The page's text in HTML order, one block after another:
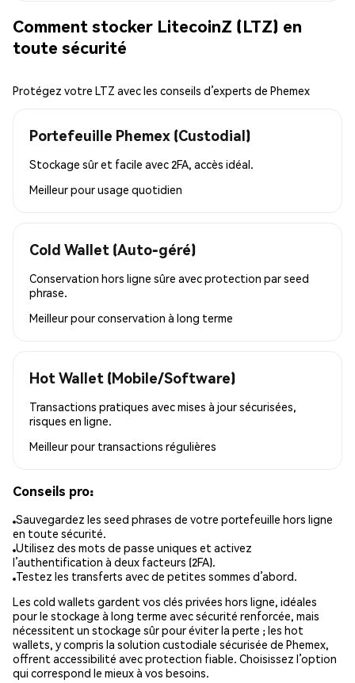
Comment stocker LitecoinZ (LTZ) en
toute sécurité
Protégez votre LTZ avec les conseils d’experts de Phemex
Portefeuille Phemex (Custodial)
Stockage sûr et facile avec 2FA, accès idéal.
Meilleur pourusage quotidien
Cold Wallet (Auto-géré)
Conservation hors ligne sûre avec protection par seed
phrase.
Meilleur pourconservation à long terme
Hot Wallet (Mobile/Software)
Transactions pratiques avec mises à jour sécurisées,
risques en ligne.
Meilleur pour transactions régulières
Conseils pro:
Sauvegardez les seed phrases de votre portefeuille hors ligne
en toute sécurité.
Utilisez des mots de passe uniques et activez
l’authentification à deux facteurs (2FA).
Testez les transferts avec de petites sommes d’abord.
Les cold wallets gardent vos clés privées hors ligne, idéales
pour le stockage à long terme avec sécurité renforcée, mais
nécessitent un stockage sûr pour éviter la perte ; les hot
wallets, y compris la solution custodiale sécurisée de Phemex,
offrent accessibilité avec protection fiable. Choisissez l’option
qui correspond le mieux à vos besoins.